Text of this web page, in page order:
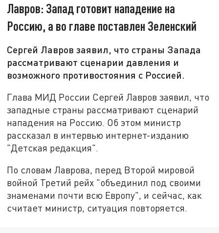
Лавров: Запад готовит нападение на
Россию, а во главе поставлен Зеленский
Сергей Лавров заявил, что страны Запада
рассматривают сценарии давления и
возможного противостояния с Россией.
Глава МИД России Сергей Лавров заявил, что
западные страны рассматривают сценарий
нападения на Россию. Об этом министр
рассказал в интервью интернет-изданию
"Детская редакция".
По словам Лаврова, перед Второй мировой
войной Третий рейх "объединил под своими
знаменами почти всю Европу", и сейчас, как
считает министр, ситуация повторяется.